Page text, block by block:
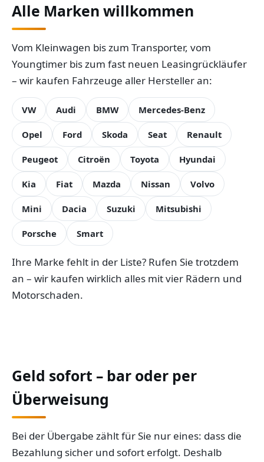
Alle Marken willkommen
Vom Kleinwagen bis zum Transporter, vom
Youngtimer bis zum fast neuen Leasingrückläufer
– wir kaufen Fahrzeuge aller Hersteller an:
VW Audi BMW Mercedes-Benz
Opel Ford Skoda Seat Renault
Peugeot Citroën Toyota Hyundai
Kia Fiat Mazda Nissan Volvo
Mini Dacia Suzuki Mitsubishi
Porsche Smart
Ihre Marke fehlt in der Liste? Rufen Sie trotzdem
an – wir kaufen wirklich alles mit vier Rädern und
Motorschaden.
Geld sofort – bar oder per
Überweisung
Bei der Übergabe zählt für Sie nur eines: dass die
Bezahlung sicher und sofort erfolgt. Deshalb